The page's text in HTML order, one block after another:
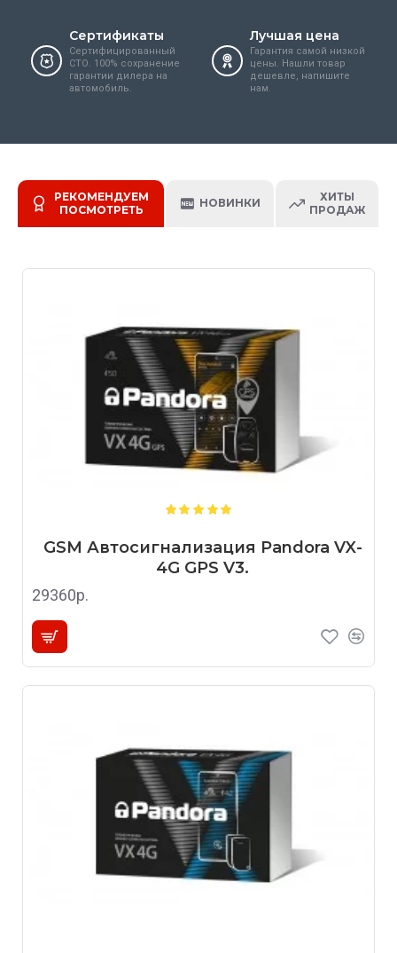
Сертификаты
Сертифицированный
СТО. 100% сохранение
гарантии дилера на
автомобиль.
Лучшая цена
Гарантия самой низкой
цены. Нашли товар
дешевле, напишите
нам.
РЕКОМЕНДУЕМ
ПОСМОТРЕТЬ
НОВИНКИ
ХИТЫ
ПРОДАЖ
GSM Автосигнализация Pandora VX-
4G GPS V3.
29360р.